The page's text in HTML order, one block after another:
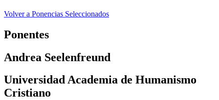
Volver a Ponencias Seleccionados
Ponentes
Andrea Seelenfreund
Universidad Academia de Humanismo
Cristiano